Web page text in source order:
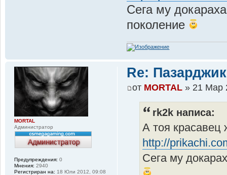
Сега му
поколение
Re: Пазарджик
от MORTAL » 21 Мар
rk2k написа:
А тоя красавец
http://
Сега му
MORTAL
Администратор
Предупреждения: 0
Мнения: 2940
Регистриран на: 18 Юли 2012, 09:08